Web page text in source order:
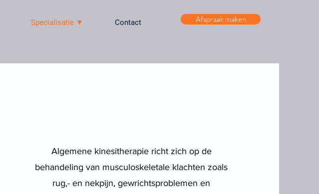
Specialisatie ▼ Contact Afspraak maken
Algemene kinesitherapie richt zich op de
behandeling van musculoskeletale klachten zoals
rug,- en nekpijn, gewrichtsproblemen en